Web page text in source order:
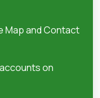
Map and Contact
on